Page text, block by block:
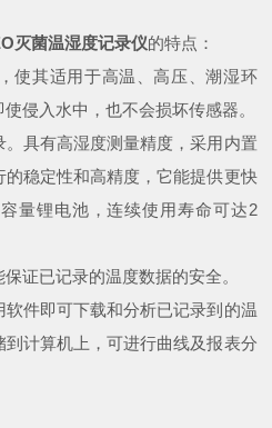
灭菌温湿度记录仪的特点：
其适用于高温、高压、潮湿环
侵入水中，也不会损坏传感器。
具有高湿度测量精度，采用内置
稳定性和高精度，它能提供更快
量锂电池，连续使用寿命可达2
已记录的温度数据的安全。
件即可下载和分析已记录到的温
计算机上，可进行曲线及报表分